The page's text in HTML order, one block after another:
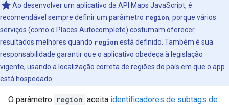
Ao desenvolver um aplicativo da API Maps JavaScript, é
recomendável sempre definir um parâmetro region, porque vários
serviços (como o Places Autocomplete) costumam oferecer
resultados melhores quando region está definido. Também é sua
responsabilidade garantir que o aplicativo obedeça à legislação
vigente, usando a localização correta de regiões do país em que o app
está hospedado.
O parâmetro region aceita identificadores de subtags de